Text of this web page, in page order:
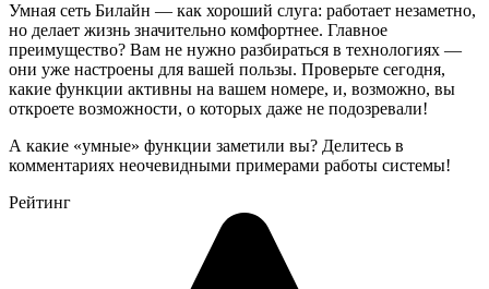
Умная сеть Билайн — как хороший слуга: работает незаметно,
но делает жизнь значительно комфортнее. Главное
преимущество? Вам не нужно разбираться в технологиях —
они уже настроены для вашей пользы. Проверьте сегодня,
какие функции активны на вашем номере, и, возможно, вы
откроете возможности, о которых даже не подозревали!
А какие «умные» функции заметили вы? Делитесь в
комментариях неочевидными примерами работы системы!
Рейтинг